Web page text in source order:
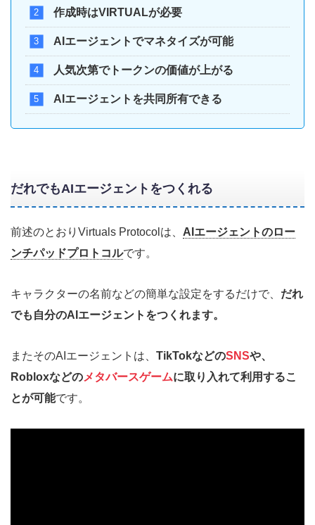
作成時はVIRTUALが必要
AIエージェントでマネタイズが可能
人気次第でトークンの価値が上がる
AIエージェントを共同所有できる
だれでもAIエージェントをつくれる
前述のとおりVirtuals Protocolは、 AIエージェントのロー
ンチパッドプロトコルです。
キャラクターの名前などの簡単な設定をするだけで、 だれ
でも自分のAIエージェントをつくれます。
またそのAIエージェントは、 TikTokなどのSNSや、
Robloxなどのメタバースゲームに取り入れて利用するこ
とが可能です。